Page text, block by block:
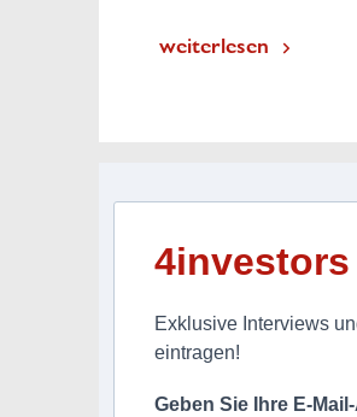
weiterlesen
Exklusive Interviews
eintragen!
Geben Sie Ihre E-